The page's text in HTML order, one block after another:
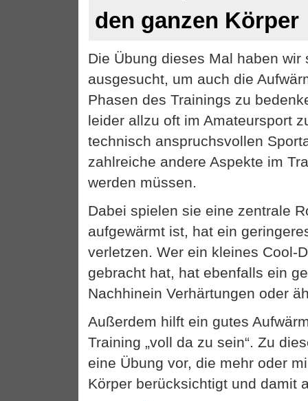
den ganzen Körper
Die Übung dieses Mal haben wir
ausgesucht, um auch die
Phasen des Trainings zu
leider allzu oft im Amateursport
technisch anspruchsvollen
zahlreiche andere Aspekte im
werden müssen.
Dabei spielen sie eine zentrale
aufgewärmt ist, hat ein
verletzen. Wer ein kleines Cool-
gebracht hat, hat ebenfalls ein
Nachhinein Verhärtungen oder
Außerdem hilft ein gutes
Training „voll da zu sein“. Zu
eine Übung vor, die mehr oder
Körper berücksichtigt und damit